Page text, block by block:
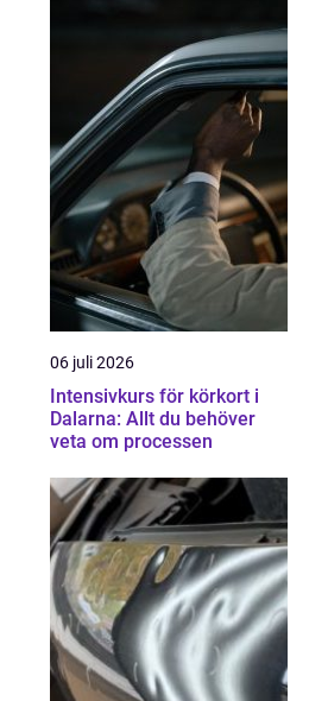
06 juli 2026
Intensivkurs för körkort i
Dalarna: Allt du behöver
veta om processen